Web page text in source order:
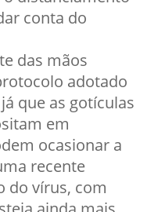
conta do
das mãos
adotado
que as gotículas
em
ocasionar a
recente
do vírus, com